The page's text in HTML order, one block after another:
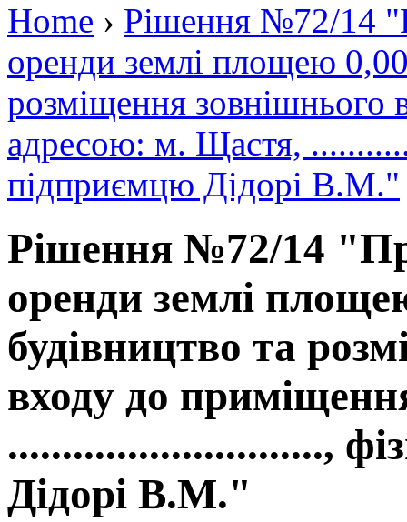
Home › Рішення №72/14
оренди землі площею
розміщення зовнішнього
адресою: м. Щастя,
підприємцю Дідорі В.М."
Рішення №72/14
оренди землі
будівництво та
входу до
.............................,
Дідорі В.М."